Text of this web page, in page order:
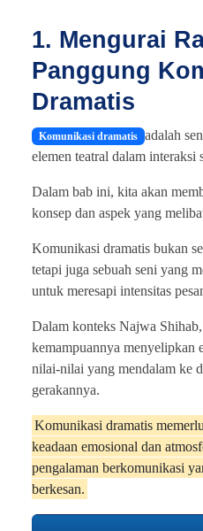
1. Mengurai
Panggung
Dramatis
Komunikasi dramatis adalah
elemen teatral dalam interaksi
Dalam bab ini, kita akan
konsep dan aspek yang
Komunikasi dramatis bukan
tetapi juga sebuah seni yang
untuk meresapi intensitas
Dalam konteks Najwa
kemampuannya menyelipkan
nilai-nilai yang mendalam ke
gerakannya.
Komunikasi dramatis
keadaan emosional dan
pengalaman berkomunikasi
berkesan.